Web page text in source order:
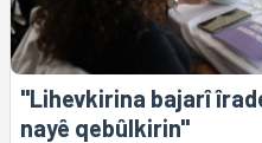
"Lihevkirina bajarî
nayê qebûlkirin"